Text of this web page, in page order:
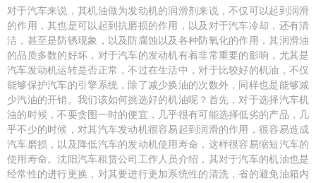
对于汽车来说，其机油做为发动机的润滑剂来说，不仅可以起到润滑
的作用，其也是可以起到抗磨损的作用，以及对于汽车冷却，还有清
洁，甚至是防锈现象，以及防腐蚀以及各种防氧化的作用，其润滑油
的品质多数的好坏，对于汽车的发动机有着非常重要的影响，尤其是
汽车发动机运转是否正常，不过在生活中，对于比较好的机油，不仅
能够保护汽车的引擎系统，除了减少换油的次数外，同样也是能够减
少汽油的开销。我们该如何挑选好的机油呢？首先，对于选择汽车机
油的时候，不要贪图一时的便宜，几乎很有可能选择低劣的产品，几
乎不少的时候，对其汽车发动机很容易起到润滑的作用，很容易造成
汽车磨损，以及降低汽车的发动机使用寿命，这样很容易缩短汽车的
使用寿命。沈阳汽车租赁公司工作人员介绍，其对于汽车的机油也是
经常性的进行更换，对其要进行更加系统性的清洗，省的避免油箱内